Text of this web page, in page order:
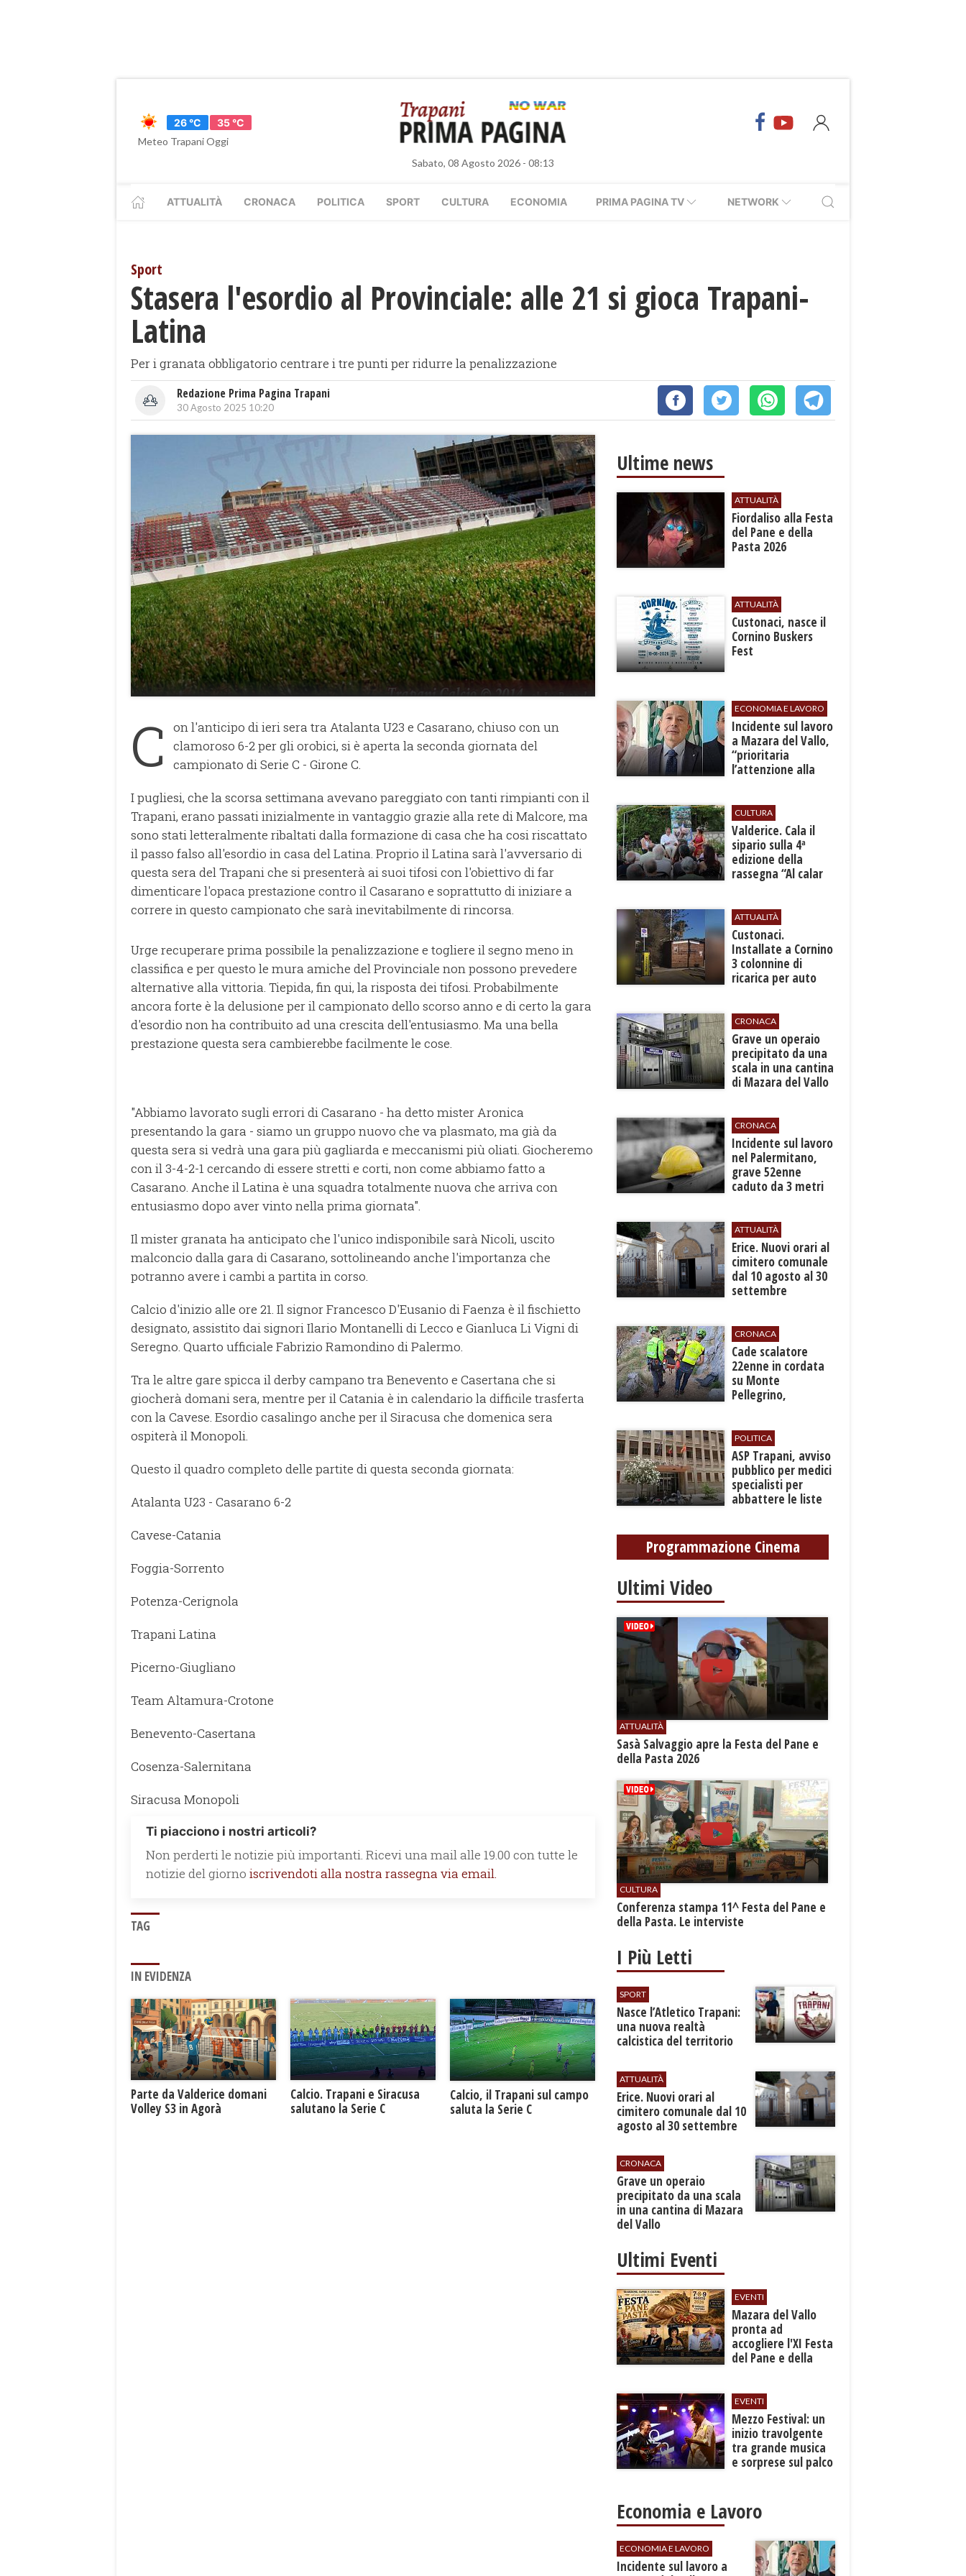
26 °C
35 °C
Meteo Trapani Oggi
Sabato, 08 Agosto 2026 - 08:13
ATTUALITÀ CRONACA POLITICA SPORT CULTURA ECONOMIA PRIMA PAGINA TV NETWORK
Sport
Stasera l'esordio al Provinciale: alle 21 si gioca Trapani-
Latina
Per i granata obbligatorio centrare i tre punti per ridurre la penalizzazione
Redazione Prima Pagina Trapani
30 Agosto 2025 10:20
C
on l'anticipo di ieri sera tra Atalanta U23 e Casarano, chiuso con un
clamoroso 6-2 per gli orobici, si è aperta la seconda giornata del
campionato di Serie C - Girone C.
I pugliesi, che la scorsa settimana avevano pareggiato con tanti rimpianti con il
Trapani, erano passati inizialmente in vantaggio grazie alla rete di Malcore, ma
sono stati letteralmente ribaltati dalla formazione di casa che ha cosi riscattato
il passo falso all'esordio in casa del Latina. Proprio il Latina sarà l'avversario di
questa sera del Trapani che si presenterà ai suoi tifosi con l'obiettivo di far
dimenticare l'opaca prestazione contro il Casarano e soprattutto di iniziare a
correre in questo campionato che sarà inevitabilmente di rincorsa.
Urge recuperare prima possibile la penalizzazione e togliere il segno meno in
classifica e per questo le mura amiche del Provinciale non possono prevedere
alternative alla vittoria. Tiepida, fin qui, la risposta dei tifosi. Probabilmente
ancora forte è la delusione per il campionato dello scorso anno e di certo la gara
d'esordio non ha contribuito ad una crescita dell'entusiasmo. Ma una bella
prestazione questa sera cambierebbe facilmente le cose.
"Abbiamo lavorato sugli errori di Casarano - ha detto mister Aronica
presentando la gara - siamo un gruppo nuovo che va plasmato, ma già da
questa sera si vedrà una gara più gagliarda e meccanismi più oliati. Giocheremo
con il 3-4-2-1 cercando di essere stretti e corti, non come abbiamo fatto a
Casarano. Anche il Latina è una squadra totalmente nuova che arriva con
entusiasmo dopo aver vinto nella prima giornata".
Il mister granata ha anticipato che l'unico indisponibile sarà Nicoli, uscito
malconcio dalla gara di Casarano, sottolineando anche l'importanza che
potranno avere i cambi a partita in corso.
Calcio d'inizio alle ore 21. Il signor Francesco D'Eusanio di Faenza è il fischietto
designato, assistito dai signori Ilario Montanelli di Lecco e Gianluca Li Vigni di
Seregno. Quarto ufficiale Fabrizio Ramondino di Palermo.
Tra le altre gare spicca il derby campano tra Benevento e Casertana che si
giocherà domani sera, mentre per il Catania è in calendario la difficile trasferta
con la Cavese. Esordio casalingo anche per il Siracusa che domenica sera
ospiterà il Monopoli.
Questo il quadro completo delle partite di questa seconda giornata:
Atalanta U23 - Casarano 6-2
Cavese-Catania
Foggia-Sorrento
Potenza-Cerignola
Trapani Latina
Picerno-Giugliano
Team Altamura-Crotone
Benevento-Casertana
Cosenza-Salernitana
Siracusa Monopoli
Ti piacciono i nostri articoli?
Non perderti le notizie più importanti. Ricevi una mail alle 19.00 con tutte le
notizie del giorno iscrivendoti alla nostra rassegna via email.
TAG
IN EVIDENZA
Parte da Valderice domani
Volley S3 in Agorà
Calcio. Trapani e Siracusa
salutano la Serie C
Calcio, il Trapani sul campo
saluta la Serie C
Ultime news
ATTUALITÀ
Fiordaliso alla Festa
del Pane e della
Pasta 2026
ATTUALITÀ
Custonaci, nasce il
Cornino Buskers
Fest
ECONOMIA E LAVORO
​Incidente sul lavoro
a Mazara del Vallo,
“prioritaria
l’attenzione alla
CULTURA
Valderice. Cala il
sipario sulla 4ª
edizione della
rassegna “Al calar
ATTUALITÀ
Custonaci.
Installate a Cornino
3 colonnine di
ricarica per auto
CRONACA
​Grave un operaio
precipitato da una
scala in una cantina
di Mazara del Vallo
CRONACA
​Incidente sul lavoro
nel Palermitano,
grave 52enne
caduto da 3 metri
ATTUALITÀ
​Erice. Nuovi orari al
cimitero comunale
dal 10 agosto al 30
settembre
CRONACA
​Cade scalatore
22enne in cordata
su Monte
Pellegrino,
gamba
POLITICA
ASP Trapani, avviso
pubblico per medici
specialisti per
abbattere le liste
Programmazione Cinema
Ultimi Video
ATTUALITÀ
Sasà Salvaggio apre la Festa del Pane e
della Pasta 2026
CULTURA
Conferenza stampa 11^ Festa del Pane e
della Pasta. Le interviste
I Più Letti
SPORT
Nasce l’Atletico Trapani:
una nuova realtà
calcistica del territorio
ATTUALITÀ
​Erice. Nuovi orari al
cimitero comunale dal 10
agosto al 30 settembre
CRONACA
​Grave un operaio
precipitato da una scala
in una cantina di Mazara
del Vallo
Ultimi Eventi
EVENTI
Mazara del Vallo
pronta ad
accogliere l'XI Festa
del Pane e della
EVENTI
Mezzo Festival: un
inizio travolgente
tra grande musica
e sorprese sul palco
Economia e Lavoro
ECONOMIA E LAVORO
​Incidente sul lavoro a